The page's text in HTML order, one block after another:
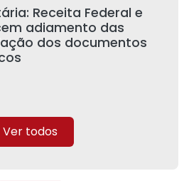
Receita Federal e
adiamento das
dos documentos
Ver todos